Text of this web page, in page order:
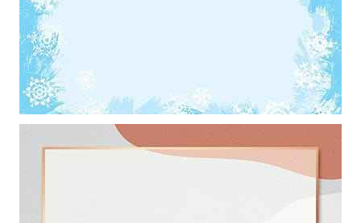
Khung ảnh nền powerpoint màu xanh da trời trang trí những bông